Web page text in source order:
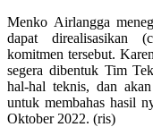
Menko Airlangga
dapat direalisasikan
komitmen tersebut.
segera dibentuk Tim
hal-hal teknis, dan
untuk membahas hasil
Oktober 2022. (ris)